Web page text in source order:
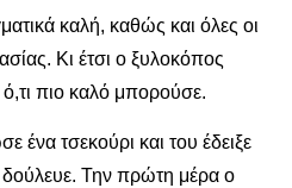
καλή, καθώς και όλες οι
Κι έτσι ο ξυλοκόπος
πιο καλό μπορούσε.
ένα τσεκούρι και του έδειξε
Την πρώτη μέρα ο